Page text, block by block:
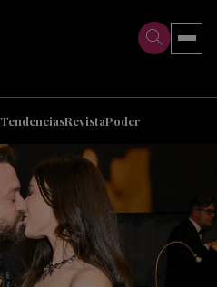
TendenciasRevistaPoder